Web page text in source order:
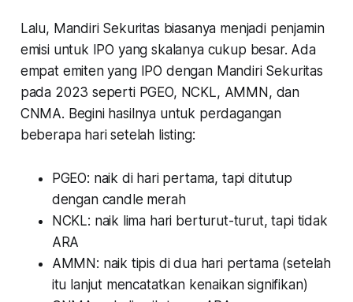
Lalu, Mandiri Sekuritas biasanya menjadi penjamin
emisi untuk IPO yang skalanya cukup besar. Ada
empat emiten yang IPO dengan Mandiri Sekuritas
pada 2023 seperti PGEO, NCKL, AMMN, dan
CNMA. Begini hasilnya untuk perdagangan
beberapa hari setelah listing:
PGEO: naik di hari pertama, tapi ditutup
dengan candle merah
NCKL: naik lima hari berturut-turut, tapi tidak
ARA
AMMN: naik tipis di dua hari pertama (setelah
itu lanjut mencatatkan kenaikan signifikan)